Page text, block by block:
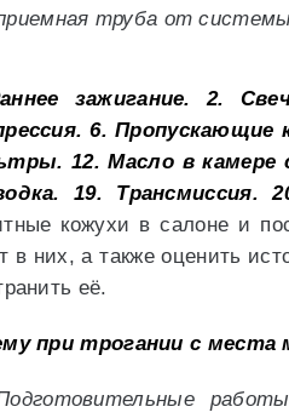
труба от
зажигание. 2.
6. Пропускающие
12. Масло в камере
19. Трансмиссия.
кожухи в салоне и
в них, а также оценить
её.
при трогании с места